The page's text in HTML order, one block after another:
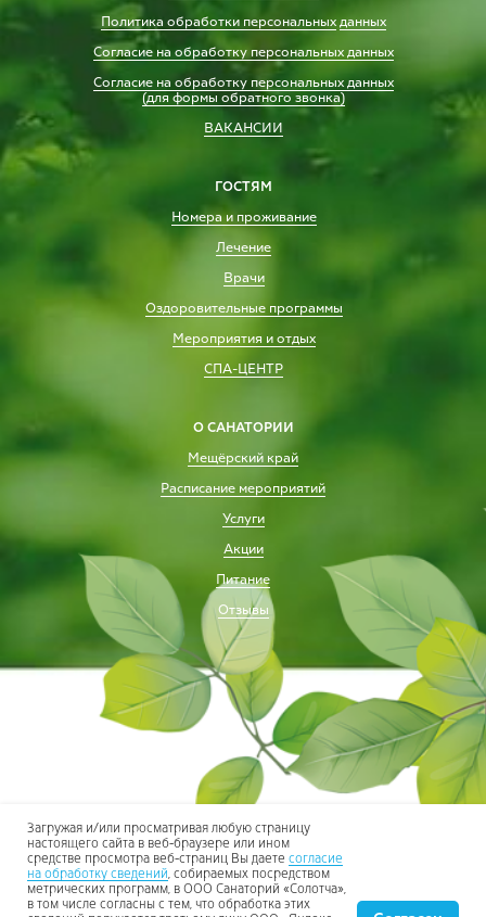
Политика обработки персональных данных
Согласие на обработку персональных данных
Согласие на обработку персональных данных
(для формы обратного звонка)
ВАКАНСИИ
ГОСТЯМ
Номера и проживание
Лечение
Врачи
Оздоровительные программы
Мероприятия и отдых
СПА-ЦЕНТР
Присоединяйтесь к нам в соцсетях
О САНАТОРИИ
Мещёрский край
Расписание мероприятий
Услуги
Акции
Питание
Отзывы
Загружая и/или просматривая любую страницу
настоящего сайта в веб-браузере или ином
средстве просмотра веб-страниц Вы даете согласие
на обработку сведений , собираемых посредством
метрических программ, в ООО Санаторий «Солотча»,
в том числе согласны с тем, что обработка этих